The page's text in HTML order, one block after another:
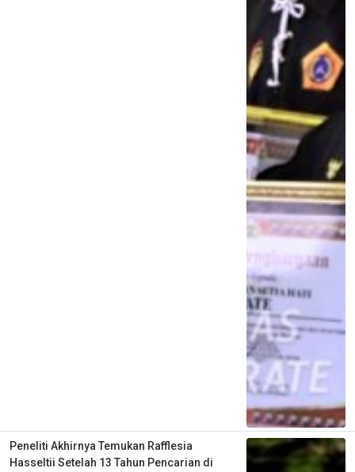
Peneliti Akhirnya Temukan Rafflesia
Hasseltii Setelah 13 Tahun Pencarian di